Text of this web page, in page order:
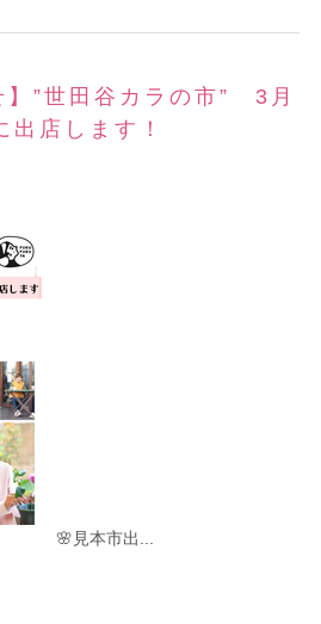
】”世田谷カラの市” 3月
店します！
出...